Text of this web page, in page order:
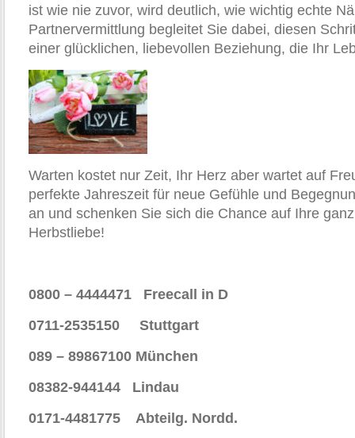
ist wie nie zuvor, wird deutlich, wie wichtig echte
Partnervermittlung begleitet Sie dabei, diesen
einer glücklichen, liebevollen Beziehung, die Ihr
Warten kostet nur Zeit, Ihr Herz aber wartet auf
perfekte Jahreszeit für neue Gefühle und
an und schenken Sie sich die Chance auf Ihre
Herbstliebe!
0800 – 4444471 Freecall in D
0711-2535150 Stuttgart
089 – 89867100 München
08382-944144 Lindau
0171-4481775 Abteilg. Nordd.